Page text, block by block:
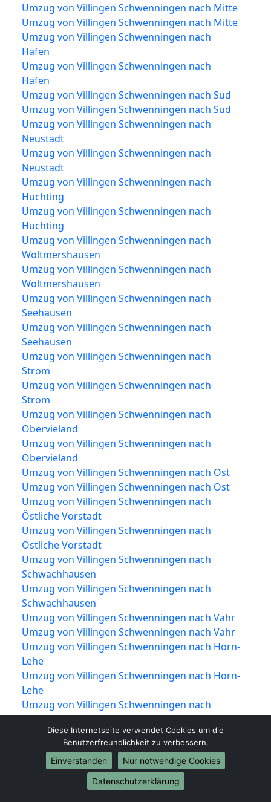
Umzug von Villingen Schwenningen nach Mitte
Umzug von Villingen Schwenningen nach Mitte
Umzug von Villingen Schwenningen nach
Häfen
Umzug von Villingen Schwenningen nach
Häfen
Umzug von Villingen Schwenningen nach Süd
Umzug von Villingen Schwenningen nach Süd
Umzug von Villingen Schwenningen nach
Neustadt
Umzug von Villingen Schwenningen nach
Neustadt
Umzug von Villingen Schwenningen nach
Huchting
Umzug von Villingen Schwenningen nach
Huchting
Umzug von Villingen Schwenningen nach
Woltmershausen
Umzug von Villingen Schwenningen nach
Woltmershausen
Umzug von Villingen Schwenningen nach
Seehausen
Umzug von Villingen Schwenningen nach
Seehausen
Umzug von Villingen Schwenningen nach
Strom
Umzug von Villingen Schwenningen nach
Strom
Umzug von Villingen Schwenningen nach
Obervieland
Umzug von Villingen Schwenningen nach
Obervieland
Umzug von Villingen Schwenningen nach Ost
Umzug von Villingen Schwenningen nach Ost
Umzug von Villingen Schwenningen nach
Östliche Vorstadt
Umzug von Villingen Schwenningen nach
Östliche Vorstadt
Umzug von Villingen Schwenningen nach
Schwachhausen
Umzug von Villingen Schwenningen nach
Schwachhausen
Umzug von Villingen Schwenningen nach Vahr
Umzug von Villingen Schwenningen nach Vahr
Umzug von Villingen Schwenningen nach Horn-
Lehe
Umzug von Villingen Schwenningen nach Horn-
Lehe
Umzug von Villingen Schwenningen nach
Borgfeld
Umzug von Villingen Schwenningen nach
Umzug von Villingen Schwenningen nach
Umzug von Villingen Schwenningen nach
Diese Internetseite verwendet Cookies um die
Benutzerfreundlichkeit zu verbessern.
Einverstanden
Nur notwendige Cookies
Datenschutzerklärung